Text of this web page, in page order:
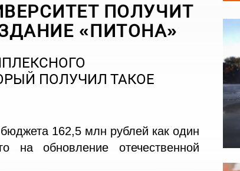
ПОЛУЧИТ
«ПИТОНА»
ПОЛУЧИЛ ТАКОЕ
162,5 млн рублей как один
на обновление отечественной